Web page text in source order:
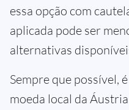
essa opção com
aplicada pode ser
alternativas
Sempre que possível,
moeda local da